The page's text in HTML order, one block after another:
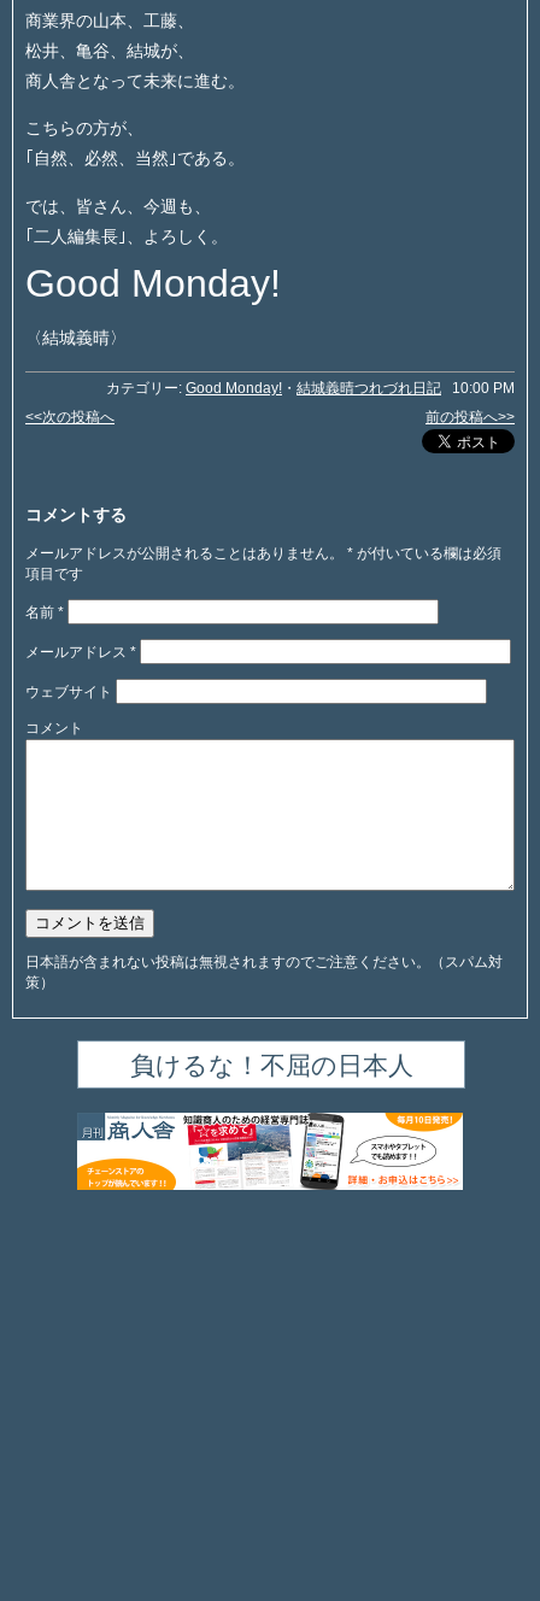
商業界の山本、工藤、
松井、亀谷、結城が、
商人舎となって未来に進む。
こちらの方が、
｢自然、必然、当然｣である。
では、皆さん、今週も、
｢二人編集長｣、よろしく。
Good Monday!
〈結城義晴〉
カテゴリー: Good Monday! ・ 結城義晴つれづれ日記 10:00 PM
<<次の投稿へ
前の投稿へ>>
コメントする
メールアドレスが公開されることはありません。 * が付いている欄は必須
項目です
名前 *
メールアドレス *
ウェブサイト
コメント
日本語が含まれない投稿は無視されますのでご注意ください。（スパム対
策）
負けるな！不屈の日本人